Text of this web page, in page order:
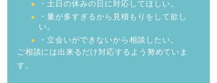
・土日の休みの日に対応してほしい。
・量が多すぎるから見積もりをして欲し
い。
・立会いができないから相談したい。
ご相談には出来るだけ対応するよう努めていま
す。